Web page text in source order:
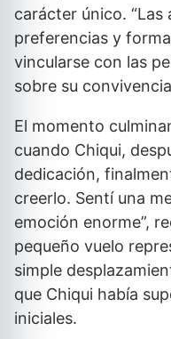
carácter único.
preferencias y
vincularse con las
sobre su
El momento
cuando Chiqui,
dedicación,
creerlo. Sentí una
emoción enorme”,
pequeño vuelo
simple
que Chiqui había
iniciales.